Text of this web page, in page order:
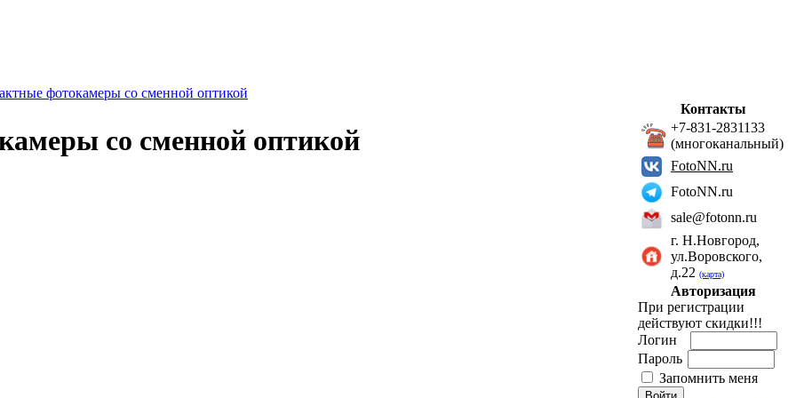
фотокамеры со сменной оптикой
со сменной оптикой
Контакты
+7-831-2831133
(многоканальный)
FotoNN.ru
FotoNN.ru
sale@fotonn.ru
г. Н.Новгород,
ул.Воровского,
д.22 (карта)
Авторизация
При регистрации
действуют скидки!!!
Логин
Пароль
Запомнить меня